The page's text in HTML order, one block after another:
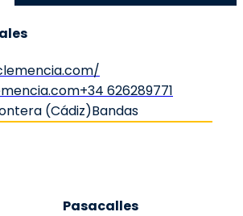
+34 626289771
(Cádiz)Bandas
Pasacalles